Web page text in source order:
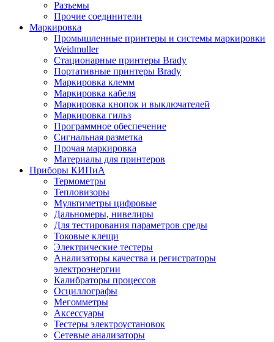
Разъемы
Прочие соединители
Маркировка
Промышленные принтеры и системы маркировки
Weidmuller
Стационарные принтеры Brady
Портативные принтеры Brady
Маркировка клемм
Маркировка кабеля
Маркировка кнопок и выключателей
Маркировка гильз
Программное обеспечение
Сигнальная разметка
Прочая маркировка
Материалы для принтеров
Приборы КИПиА
Термометры
Тепловизоры
Мультиметры цифровые
Дальномеры, нивелиры
Для тестирования параметров среды
Токовые клещи
Электрические тестеры
Анализаторы качества и регистраторы
электроэнергии
Калибраторы процессов
Осциллографы
Мегомметры
Аксессуары
Тестеры электроустановок
Сетевые анализаторы